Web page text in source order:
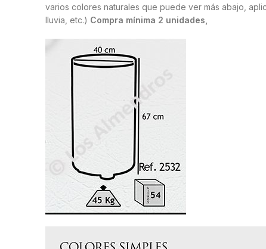
varios colores naturales que puede ver más abajo,
lluvia, etc.) Compra mínima 2 unidades,